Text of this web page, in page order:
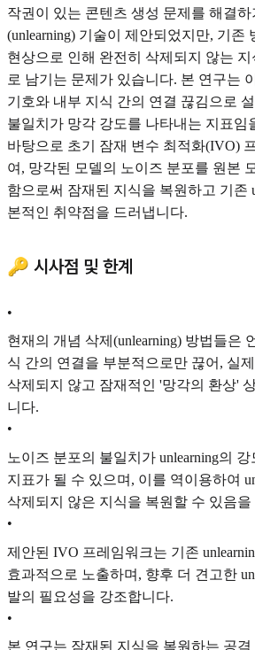
작권이 있는 콘텐츠 생성 문제를 해결하
(unlearning) 기술이 제안되었지만, 기존
현상으로 인해 완전히 삭제되지 않는
로 남기는 문제가 있습니다. 본 연구는
기호와 내부 지식 간의 연결 끊김으로
불일치가 망각 강도를 나타내는 지표임
바탕으로 초기 잠재 변수 최적화(IVO)
여, 망각된 모델의 노이즈 분포를 원본
함으로써 잠재된 지식을 복원하고 기존
본적인 취약점을 드러냅니다.
🔑 시사점 및 한계
•
현재의 개념 삭제(unlearning) 방법들은
식 간의 연결을 부분적으로만 끊어, 실
삭제되지 않고 잠재적인 '망각의 환상'
니다.
•
노이즈 분포의 불일치가 unlearning의
지표가 될 수 있으며, 이를 역이용하여
삭제되지 않은 지식을 복원할 수 있음을
•
제안된 IVO 프레임워크는 기존
효과적으로 노출하며, 향후 더 견고한
발의 필요성을 강조합니다.
•
본 연구는 잠재된 지식을 복원하는 공